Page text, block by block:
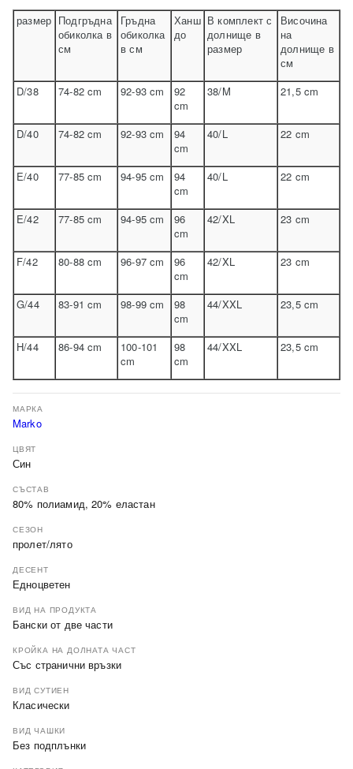
размер Подгръдна
обиколка в
см
Гръдна
обиколка
в см
Ханш
до
В комплект с
долнище в
размер
Височина
на
долнище в
см
D/38
74-82 cm 92-93 cm
92
cm
38/M 21,5 cm
D/40 74-82 cm 92-93 cm
94
cm
40/L 22 cm
E/40 77-85 cm 94-95 cm
94
cm
40/L 22 cm
E/42 77-85 cm 94-95 cm
96
cm
42/XL 23 cm
F/42 80-88 cm 96-97 cm
96
cm
42/XL 23 cm
G/44 83-91 cm 98-99 cm
98
cm
44/XXL 23,5 cm
H/44 86-94 cm
100-101
cm
98
cm
44/XXL 23,5 cm
МАРКА
Marko
ЦВЯТ
Син
СЪСТАВ
80% полиамид, 20% еластан
СЕЗОН
пролет/лято
ДЕСЕНТ
Едноцветен
ВИД НА ПРОДУКТА
Бански от две части
КРОЙКА НА ДОЛНАТА ЧАСТ
Със странични връзки
ВИД СУТИЕН
Класически
ВИД ЧАШКИ
Без подплънки